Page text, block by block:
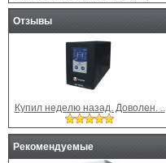
Отзывы
Купил неделю назад. Доволен. ..
Рекомендуемые